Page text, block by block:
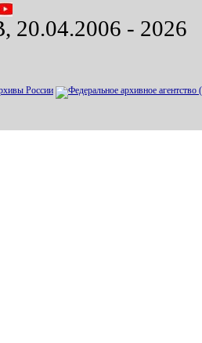
- 2026